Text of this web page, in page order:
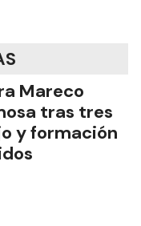
Mareco
tras tres
y formación